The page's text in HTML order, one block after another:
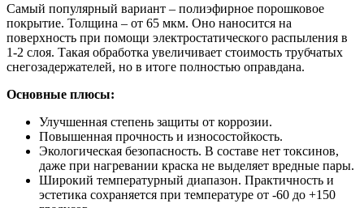
Самый популярный вариант – полиэфирное порошковое
покрытие. Толщина – от 65 мкм. Оно наносится на
поверхность при помощи электростатического распыления в
1-2 слоя. Такая обработка увеличивает стоимость трубчатых
снегозадержателей, но в итоге полностью оправдана.
Основные плюсы:
Улучшенная степень защиты от коррозии.
Повышенная прочность и износостойкость.
Экологическая безопасность. В составе нет токсинов,
даже при нагревании краска не выделяет вредные пары.
Широкий температурный диапазон. Практичность и
эстетика сохраняется при температуре от -60 до +150